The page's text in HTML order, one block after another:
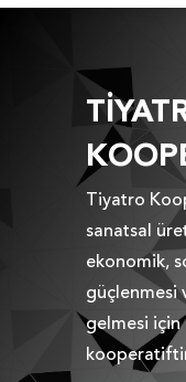
Tiyatro
sanatsal
ekonomik,
güçlenmesi
gelmesi için